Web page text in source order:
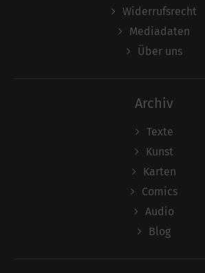
Widerrufsrecht
Mediadaten
Über uns
Archiv
Texte
Kunst
Karten
Comics
Audio
Blog